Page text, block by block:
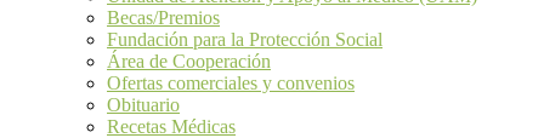
Becas/Premios
Fundación para la Protección Social
Área de Cooperación
Ofertas comerciales y convenios
Obituario
Recetas Médicas